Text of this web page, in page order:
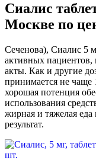
Сиалис
Москве по
Сеченова), Сиалис 5
активных
акты. Как и другие
принимается не чаще
хорошая потенция
использования
жирная и тяжелая еда
результат.